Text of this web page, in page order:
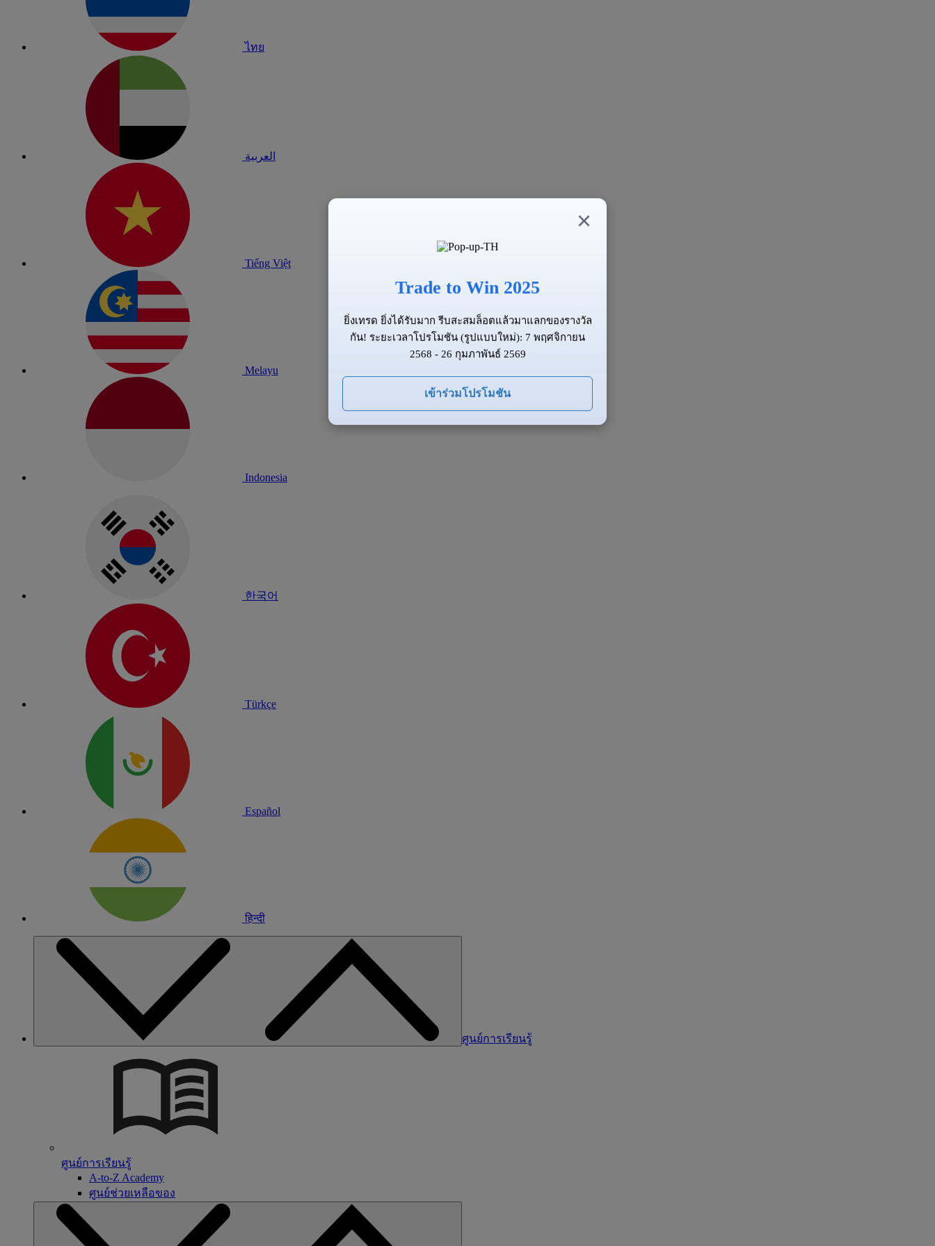
ไทย
العربية
Tiếng Việt
Melayu
Indonesia
한국어
Türkçe
Español
हिन्दी
ศูนย์การเรียนรู้
ศูนย์การเรียนรู้
A-to-Z Academy
ศูนย์ช่วยเหลือของ
×
Trade to Win 2025
ยิ่งเทรด ยิ่งได้รับมาก รีบสะสมล็อตแล้วมาแลกของรางวัล
กัน! ระยะเวลาโปรโมชัน (รูปแบบใหม่): 7 พฤศจิกายน
2568 - 26 กุมภาพันธ์ 2569
เข้าร่วมโปรโมชัน